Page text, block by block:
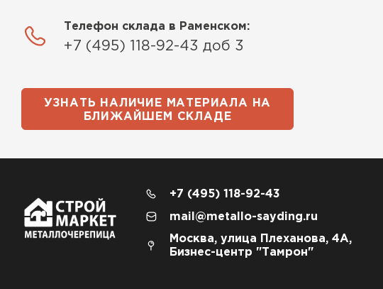
Телефон склада в Раменском:
+7 (495) 118-92-43 доб 3
УЗНАТЬ НАЛИЧИЕ МАТЕРИАЛА НА
БЛИЖАЙШЕМ СКЛАДЕ
+7 (495) 118-92-43
mail@metallo-sayding.ru
Москва, улица Плеханова, 4А,
Бизнес-центр "Тамрон"